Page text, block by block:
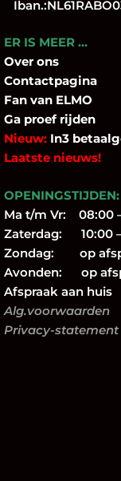
ER IS MEER …
Over ons
Contactpagina
Fan van ELMO
Ga proef rijden
Nieuw: In3
Laatste nieuws!
OPENINGSTIJDEN:
Ma t/m Vr: 08:00
Zaterdag: 10:00 –
Zondag: op
Avonden: op
Afspraak aan huis
Alg.voorwaarden
Privacy-statement